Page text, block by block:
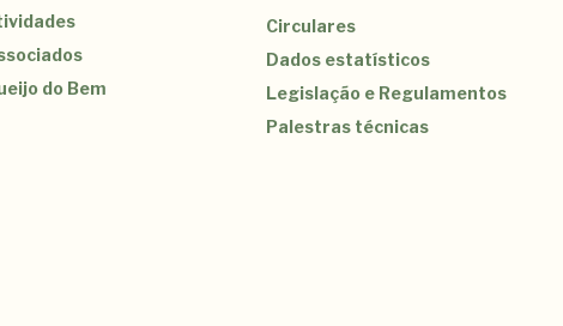
do Bem
Circulares
Dados estatísticos
Legislação e Regulamentos
Palestras técnicas